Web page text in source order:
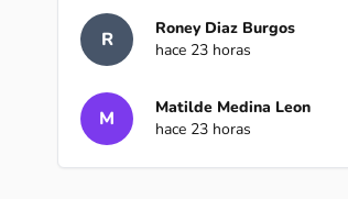
R
Roney Diaz Burgos
hace 23 horas
M
Matilde Medina Leon
hace 23 horas